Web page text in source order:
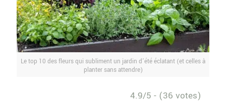
Le top 10 des fleurs qui subliment un jardin d’été éclatant (et celles à
planter sans attendre)
4.9/5 - (36 votes)